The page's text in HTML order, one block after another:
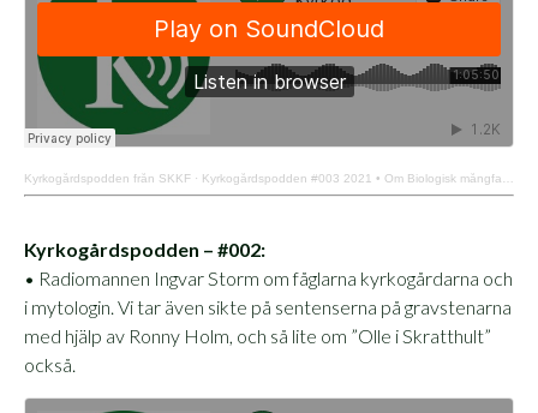
Kyrkogårdspodden från SKKF · Kyrkogårdspodden #003 2021 • Om Biologisk mångfald, titlar och samhällets spår på kyrkogården
Kyrkogårdspodden – #002:
• Radiomannen Ingvar Storm om fåglarna kyrkogårdarna och
i mytologin. Vi tar även sikte på sentenserna på gravstenarna
med hjälp av Ronny Holm, och så lite om ”Olle i Skratthult”
också.